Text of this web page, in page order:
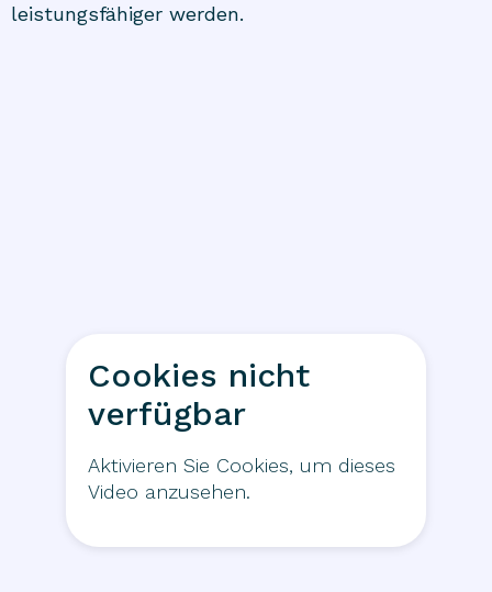
leistungsfähiger werden.
Cookies nicht
verfügbar
Aktivieren Sie Cookies, um dieses
Video anzusehen.